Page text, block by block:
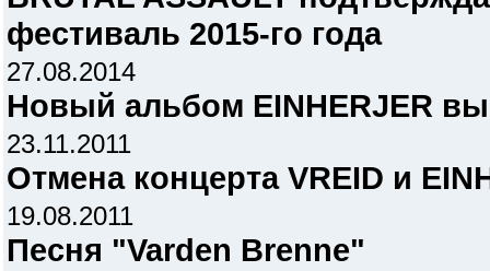
фестиваль 2015-го года
27.08.2014
Новый альбом EINHERJER
23.11.2011
Отмена концерта VREID и
19.08.2011
Песня "Varden Brenne"